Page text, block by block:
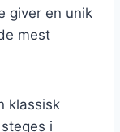
giver en unik
mest
klassisk
i